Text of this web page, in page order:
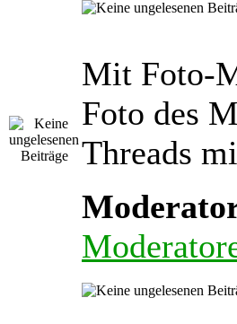
Mit Foto-
Foto des
Threads